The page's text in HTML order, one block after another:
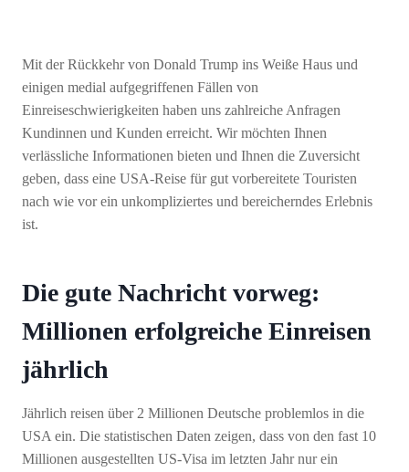
Mit der Rückkehr von Donald Trump ins Weiße Haus und
einigen medial aufgegriffenen Fällen von
Einreiseschwierigkeiten haben uns zahlreiche Anfragen
Kundinnen und Kunden erreicht. Wir möchten Ihnen
verlässliche Informationen bieten und Ihnen die Zuversicht
geben, dass eine USA-Reise für gut vorbereitete Touristen
nach wie vor ein unkompliziertes und bereicherndes Erlebnis
ist.
Die gute Nachricht vorweg:
Millionen erfolgreiche Einreisen
jährlich
Jährlich reisen über 2 Millionen Deutsche problemlos in die
USA ein. Die statistischen Daten zeigen, dass von den fast 10
Millionen ausgestellten US-Visa im letzten Jahr nur ein